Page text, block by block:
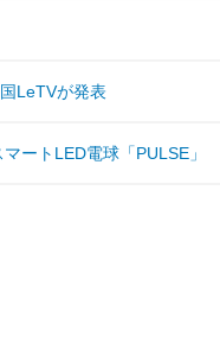
LeTVが発表
ートLED電球「PULSE」